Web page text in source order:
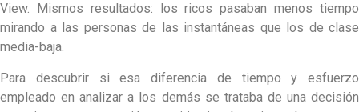
View. Mismos resultados: los ricos pasaban menos tiempo
mirando a las personas de las instantáneas que los de clase
media-baja.
Para descubrir si esa diferencia de tiempo y esfuerzo
empleado en analizar a los demás se trataba de una decisión